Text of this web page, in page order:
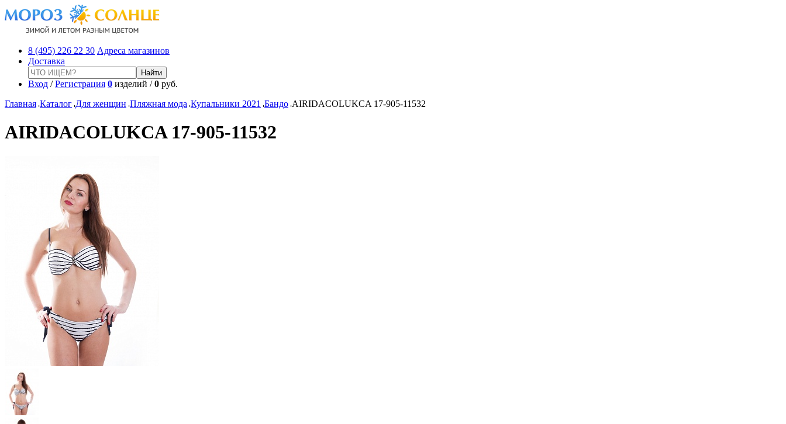
8 (495) 226 22 30 Адреса магазинов
Доставка
Вход /Регистрация 0 изделий /0 руб.
Главная Каталог Для женщин Пляжная мода Купальники 2021 Бандо AIRIDACOLUKCA 17-905-11532
AIRIDACOLUKCA 17-905-11532